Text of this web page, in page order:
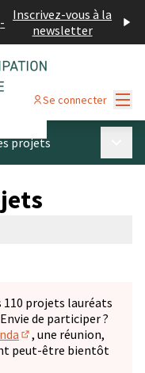
- Inscrivez-vous à la
newsletter
Se connecter
projets
projets lauréats
de participer ?
(S'ouvre dans un
, une réunion,
peut-être bientôt